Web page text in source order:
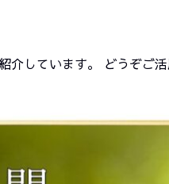
を紹介しています。 ど